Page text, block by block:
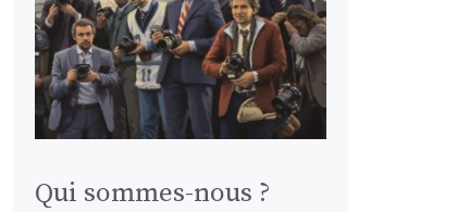
Qui sommes-nous ?